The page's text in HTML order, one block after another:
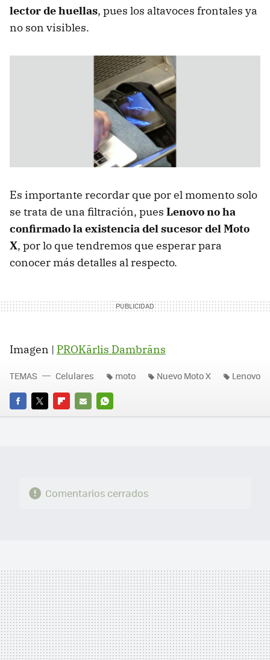
lector de huellas, pues los altavoces frontales ya
no son visibles.
Es importante recordar que por el momento solo
se trata de una filtración, pues Lenovo no ha
confirmado la existencia del sucesor del Moto
X, por lo que tendremos que esperar para
conocer más detalles al respecto.
Imagen | PROKārlis Dambrāns
FACEBOOK
TWITTERFLIPBOARD
E-
WHATSAPP
TEMAS Celulares moto Nuevo Moto X Lenovo
Comentarios cerrados